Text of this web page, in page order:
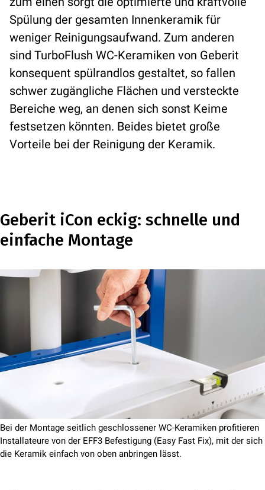
Spülung der gesamten Innenkeramik für
weniger Reinigungsaufwand. Zum anderen
sind TurboFlush WC-Keramiken von Geberit
konsequent spülrandlos gestaltet, so fallen
schwer zugängliche Flächen und versteckte
Bereiche weg, an denen sich sonst Keime
festsetzen könnten. Beides bietet große
Vorteile bei der Reinigung der Keramik.
Geberit iCon eckig: schnelle und
einfache Montage
Bei der Montage seitlich geschlossener WC-Keramiken profitieren
Installateure von der EFF3 Befestigung (Easy Fast Fix), mit der sich
die Keramik einfach von oben anbringen lässt.